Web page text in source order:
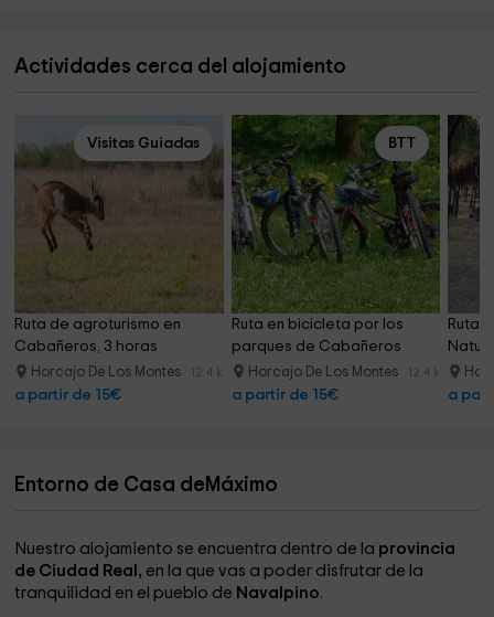
Actividades cerca del alojamiento
Visitas Guiadas
Ruta de agroturismo en
Cabañeros, 3 horas
Horcajo De Los Montes 12.4 km
a partir de 15€
BTT
Ruta en bicicleta por los
parques de Cabañeros
Horcajo De Los Montes 12.4 km
a partir de 15€
Ruta
a
Entorno de Casa deMáximo
Nuestro alojamiento se encuentra dentro de la provincia
de Ciudad Real, en la que vas a poder disfrutar de la
tranquilidad en el pueblo de Navalpino.